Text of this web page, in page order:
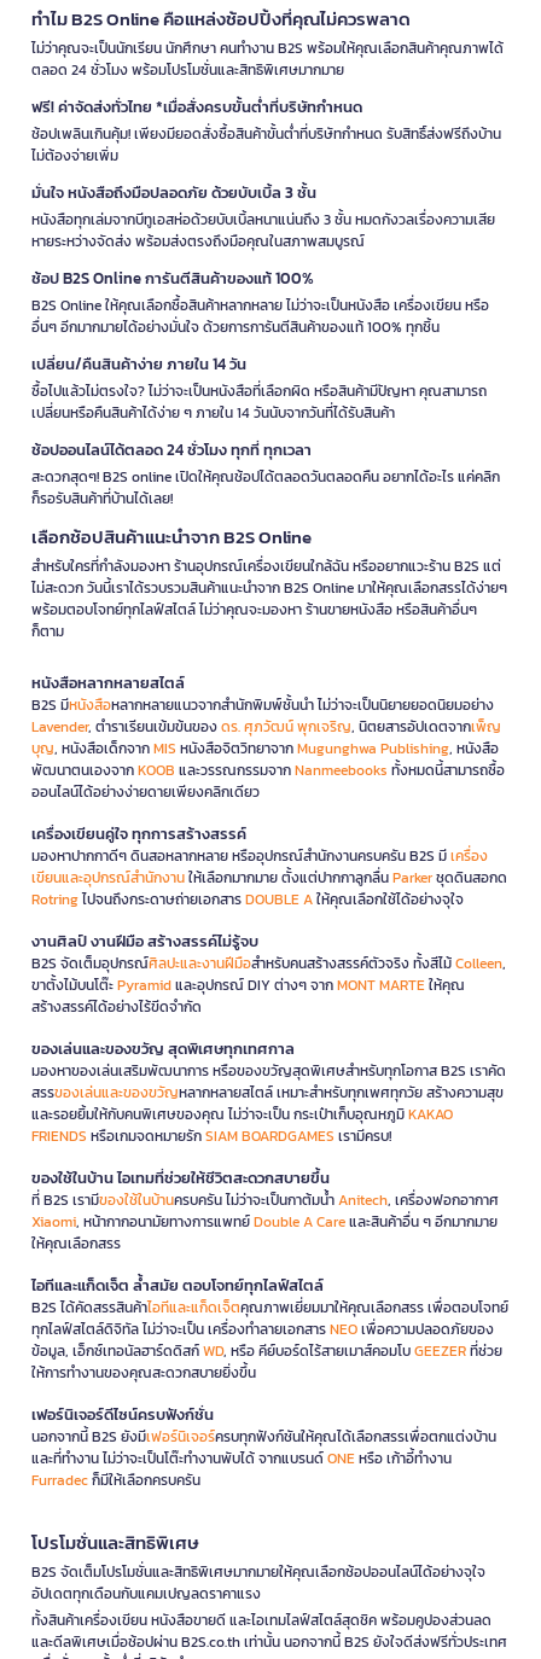
ทำไม B2S Online คือแหล่งช้อปปิ้งที่คุณไม่ควรพลาด
ไม่ว่าคุณจะเป็นนักเรียน นักศึกษา คนทำงาน B2S พร้อมให้คุณเลือกสินค้าคุณภาพได้
ตลอด 24 ชั่วโมง พร้อมโปรโมชั่นและสิทธิพิเศษมากมาย
ฟรี! ค่าจัดส่งทั่วไทย *เมื่อสั่งครบขั้นต่ำที่บริษัทกำหนด
ช้อปเพลินเกินคุ้ม! เพียงมียอดสั่งซื้อสินค้าขั้นต่ำที่บริษัทกำหนด รับสิทธิ์ส่งฟรีถึงบ้าน
ไม่ต้องจ่ายเพิ่ม
มั่นใจ หนังสือถึงมือปลอดภัย ด้วยบับเบิ้ล 3 ชั้น
หนังสือทุกเล่มจากบีทูเอสห่อด้วยบับเบิ้ลหนาแน่นถึง 3 ชั้น หมดกังวลเรื่องความเสีย
หายระหว่างจัดส่ง พร้อมส่งตรงถึงมือคุณในสภาพสมบูรณ์
ช้อป B2S Online การันตีสินค้าของแท้ 100%
B2S Online ให้คุณเลือกซื้อสินค้าหลากหลาย ไม่ว่าจะเป็นหนังสือ เครื่องเขียน หรือ
อื่นๆ อีกมากมายได้อย่างมั่นใจ ด้วยการการันตีสินค้าของแท้ 100% ทุกชิ้น
เปลี่ยน/คืนสินค้าง่าย ภายใน 14 วัน
ซื้อไปแล้วไม่ตรงใจ? ไม่ว่าจะเป็นหนังสือที่เลือกผิด หรือสินค้ามีปัญหา คุณสามารถ
เปลี่ยนหรือคืนสินค้าได้ง่าย ๆ ภายใน 14 วันนับจากวันที่ได้รับสินค้า
ช้อปออนไลน์ได้ตลอด 24 ชั่วโมง ทุกที่ ทุกเวลา
สะดวกสุดๆ! B2S online เปิดให้คุณช้อปได้ตลอดวันตลอดคืน อยากได้อะไร แค่คลิก
ก็รอรับสินค้าที่บ้านได้เลย!
เลือกช้อปสินค้าแนะนำจาก B2S Online
สำหรับใครที่กำลังมองหา ร้านอุปกรณ์เครื่องเขียนใกล้ฉัน หรืออยากแวะร้าน B2S แต่
ไม่สะดวก วันนี้เราได้รวบรวมสินค้าแนะนำจาก B2S Online มาให้คุณเลือกสรรได้ง่ายๆ
พร้อมตอบโจทย์ทุกไลฟ์สไตล์ ไม่ว่าคุณจะมองหา ร้านขายหนังสือ หรือสินค้าอื่นๆ
ก็ตาม
หนังสือหลากหลายสไตล์
B2S มีหนังสือหลากหลายแนวจากสำนักพิมพ์ชั้นนำ ไม่ว่าจะเป็นนิยายยอดนิยมอย่าง
Lavender, ตำราเรียนเข้มข้นของดร. ศุภวัฒน์ พุกเจริญ, นิตยสารอัปเดตจากเพ็ญ
บุญ, หนังสือเด็กจากMIS หนังสือจิตวิทยาจากMugunghwa Publishing, หนังสือ
พัฒนาตนเองจากKOOB และวรรณกรรมจากNanmeebooks ทั้งหมดนี้สามารถซื้อ
ออนไลน์ได้อย่างง่ายดายเพียงคลิกเดียว
เครื่องเขียนคู่ใจ ทุกการสร้างสรรค์
มองหาปากกาดีๆ ดินสอหลากหลาย หรืออุปกรณ์สำนักงานครบครัน B2S มีเครื่อง
เขียนและอุปกรณ์สำนักงานให้เลือกมากมาย ตั้งแต่ปากกาลูกลื่นParkerชุดดินสอกด
Rotringไปจนถึงกระดาษถ่ายเอกสารDOUBLE Aให้คุณเลือกใช้ได้อย่างจุใจ
งานศิลป์ งานฝีมือ สร้างสรรค์ไม่รู้จบ
B2S จัดเต็มอุปกรณ์ศิลปะและงานฝีมือสำหรับคนสร้างสรรค์ตัวจริง ทั้งสีไม้Colleen,
ขาตั้งไม้บนโต๊ะPyramidและอุปกรณ์ DIY ต่างๆ จากMONT MARTEให้คุณ
สร้างสรรค์ได้อย่างไร้ขีดจำกัด
ของเล่นและของขวัญ สุดพิเศษทุกเทศกาล
มองหาของเล่นเสริมพัฒนาการ หรือของขวัญสุดพิเศษสำหรับทุกโอกาส B2S เราคัด
สรรของเล่นและของขวัญหลากหลายสไตล์ เหมาะสำหรับทุกเพศทุกวัย สร้างความสุข
และรอยยิ้มให้กับคนพิเศษของคุณ ไม่ว่าจะเป็น กระเป๋าเก็บอุณหภูมิKAKAO
FRIENDS หรือเกมจดหมายรักSIAM BOARDGAMES เรามีครบ!
ของใช้ในบ้าน ไอเทมที่ช่วยให้ชีวิตสะดวกสบายขึ้น
ที่ B2S เรามีของใช้ในบ้านครบครัน ไม่ว่าจะเป็นกาต้มน้ำAnitech, เครื่องฟอกอากาศ
Xiaomi, หน้ากากอนามัยทางการแพทย์Double A Careและสินค้าอื่น ๆ อีกมากมาย
ให้คุณเลือกสรร
ไอทีและแก็ดเจ็ต ล้ำสมัย ตอบโจทย์ทุกไลฟ์สไตล์
B2S ได้คัดสรรสินค้าไอทีและแก็ดเจ็ตคุณภาพเยี่ยมมาให้คุณเลือกสรร เพื่อตอบโจทย์
ทุกไลฟ์สไตล์ดิจิทัล ไม่ว่าจะเป็น เครื่องทำลายเอกสารNEOเพื่อความปลอดภัยของ
ข้อมูล, เอ็กซ์เทอนัลฮาร์ดดิสก์WD, หรือ คีย์บอร์ดไร้สายเมาส์คอมโบGEEZERที่ช่วย
ให้การทำงานของคุณสะดวกสบายยิ่งขึ้น
เฟอร์นิเจอร์ดีไซน์ครบฟังก์ชั่น
นอกจากนี้ B2S ยังมีเฟอร์นิเจอร์ครบทุกฟังก์ชันให้คุณได้เลือกสรรเพื่อตกแต่งบ้าน
และที่ทำงาน ไม่ว่าจะเป็นโต๊ะทำงานพับได้ จากแบรนด์ONEหรือ เก้าอี้ทำงาน
Furradecก็มีให้เลือกครบครัน
โปรโมชั่นและสิทธิพิเศษ
B2S จัดเต็มโปรโมชั่นและสิทธิพิเศษมากมายให้คุณเลือกช้อปออนไลน์ได้อย่างจุใจ
อัปเดตทุกเดือนกับแคมเปญลดราคาแรง
ทั้งสินค้าเครื่องเขียน หนังสือขายดี และไอเทมไลฟ์สไตล์สุดชิค พร้อมคูปองส่วนลด
และดีลพิเศษเมื่อช้อปผ่าน B2S.co.th เท่านั้น นอกจากนี้ B2S ยังใจดีส่งฟรีทั่วประเทศ